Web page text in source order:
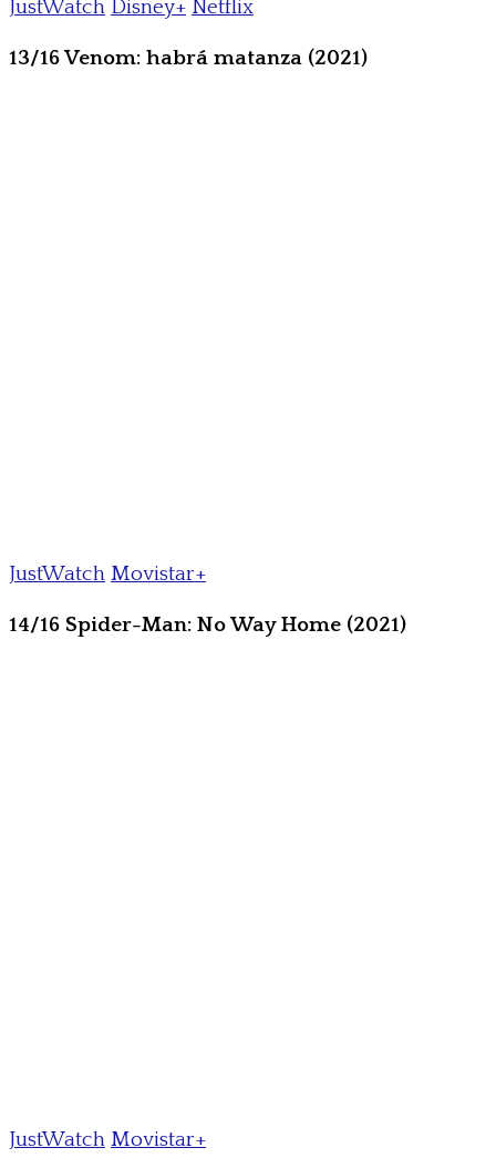
JustWatch Disney+ Netflix
13/16 Venom: habrá matanza (2021)
JustWatch Movistar+
14/16 Spider-Man: No Way Home (2021)
JustWatch Movistar+